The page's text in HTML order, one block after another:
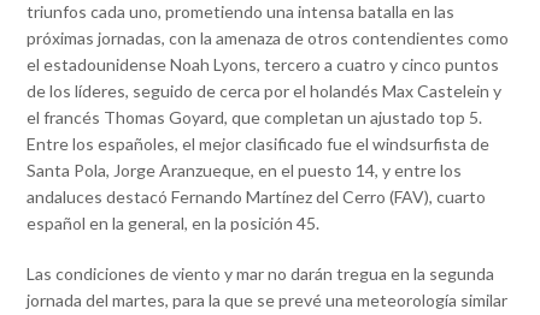
triunfos cada uno, prometiendo una intensa batalla en las
próximas jornadas, con la amenaza de otros contendientes como
el estadounidense Noah Lyons, tercero a cuatro y cinco puntos
de los líderes, seguido de cerca por el holandés Max Castelein y
el francés Thomas Goyard, que completan un ajustado top 5.
Entre los españoles, el mejor clasificado fue el windsurfista de
Santa Pola, Jorge Aranzueque, en el puesto 14, y entre los
andaluces destacó Fernando Martínez del Cerro (FAV), cuarto
español en la general, en la posición 45.
Las condiciones de viento y mar no darán tregua en la segunda
jornada del martes, para la que se prevé una meteorología similar